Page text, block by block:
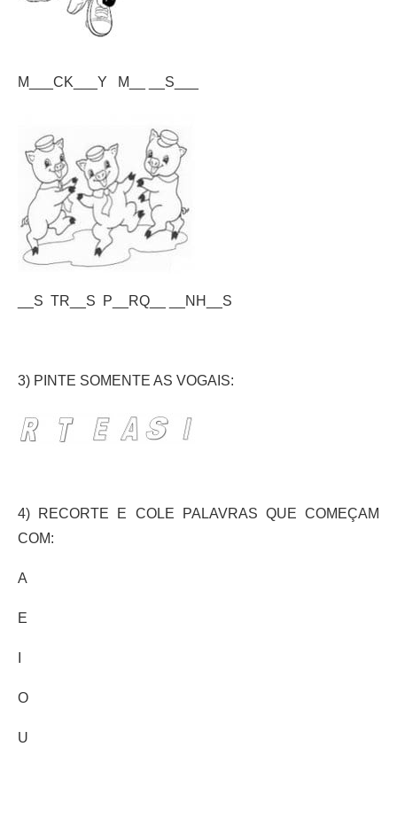
M___CK___Y M__ __S___
__S TR__S P__RQ__ __NH__S
3) PINTE SOMENTE AS VOGAIS:
4) RECORTE E COLE PALAVRAS QUE COMEÇAM
COM:
A
E
O
U